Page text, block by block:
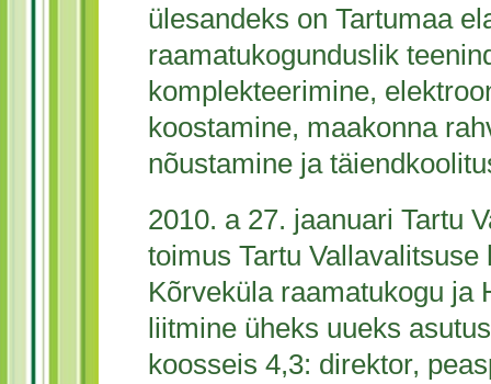
ülesandeks on Tartumaa
raamatukogunduslik
komplekteerimine,
koostamine, maakonna
nõustamine ja
2010. a 27. jaanuari Tartu
toimus Tartu
Kõrveküla raamatukogu ja
liitmine üheks uueks
koosseis 4,3: direktor,